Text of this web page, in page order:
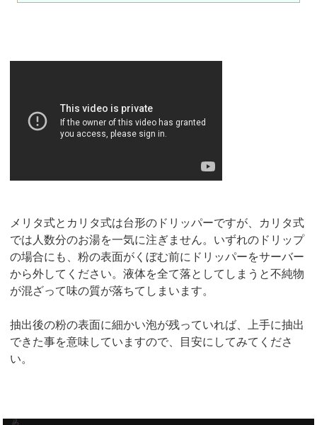
メリタ式とカリタ式は台形のドリッパーですが、カリタ式
では人数分のお湯を一気に注ぎません。いずれのドリップ
の場合にも、粉の表面がくぼむ前にドリッパーをサーバー
から外してください。液体を全て落としてしまうと不純物
が混ざって味の質が落ちてしまいます。
抽出後の粉の表面に細かい泡が残っていれば、上手に抽出
できた事を意味していますので、目安にしてみてくださ
い。